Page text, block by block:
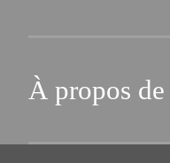
À propos